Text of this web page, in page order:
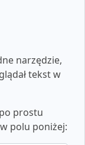
narzędzie,
tekst w
prostu
polu poniżej: